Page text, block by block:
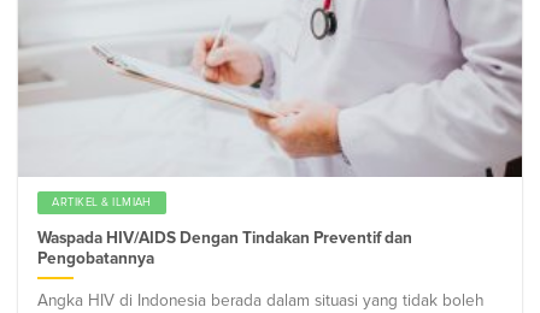
ARTIKEL & ILMIAH
Waspada HIV/AIDS Dengan Tindakan Preventif dan
Pengobatannya
Angka HIV di Indonesia berada dalam situasi yang tidak boleh